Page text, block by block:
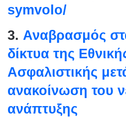
symvolo/
3. Αναβρασμός
δίκτυα της
Ασφαλιστικής
ανακοίνωση του
ανάπτυξης